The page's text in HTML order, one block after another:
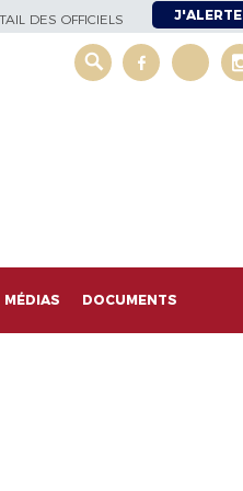
DES OFFICIELS J'ALERTE
MÉDIAS DOCUMENTS